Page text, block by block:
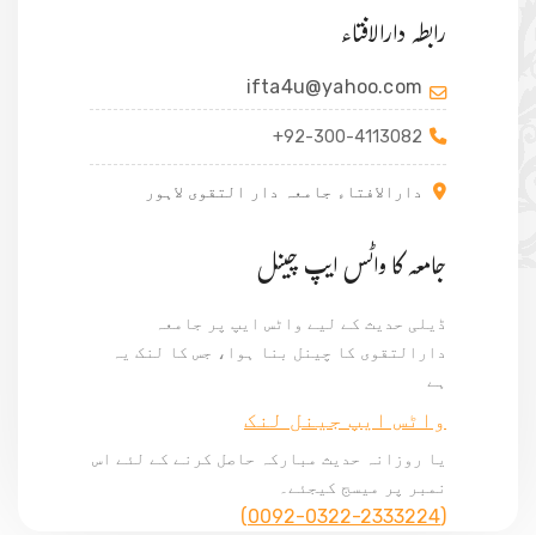
رابطہ دارالافتاء
ifta4u@yahoo.com
+92-300-4113082
دارالافتاء جامعہ دار التقوی لاہور
جامعہ کا واٹس ایپ چینل
ڈیلی حدیث کے لیے واٹس ایپ پر جامعہ
دارالتقوی کا چینل بنا ہوا، جس کا لنک یہ
ہے
واٹس ایپ جینل لنک
یا روزانہ حدیث مبارکہ حاصل کرنے کے لئے اس
نمبر پر میسج کیجئے۔
(0092-0322-2333224)